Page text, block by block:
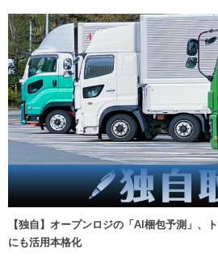
【独自】オープンロジの「AI梱包予測」、
にも活用本格化